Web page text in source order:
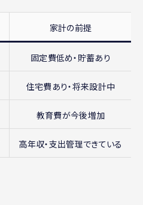
家計の前提
固定費低め・貯蓄あり
住宅費あり・将来設計中
教育費が今後増加
高年収・支出管理できている